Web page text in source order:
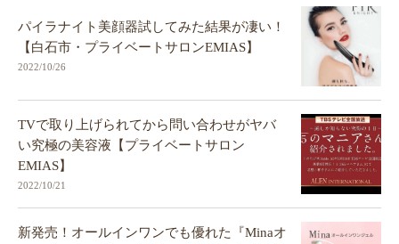
パイラナイト美顔器試してみた結果が凄い！
【白石市・プライベートサロンEMIAS】
2022/10/26
TVで取り上げられてから問い合わせがヤバ
い究極の美容液【プライベートサロン
EMIAS】
2022/10/21
新発売！オールインワンでも優れた『Minaオ